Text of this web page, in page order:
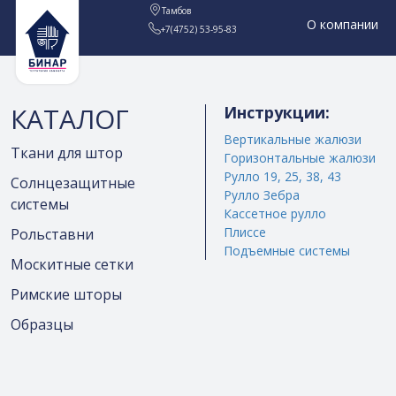
Тамбов
+7(4752) 53-95-83
О компании
КАТАЛОГ
Ткани для штор
Солнцезащитные
системы
Рольставни
Москитные сетки
Римские шторы
Образцы
Инструкции:
Вертикальные жалюзи
Горизонтальные жалюзи
Рулло 19, 25, 38, 43
Рулло Зебра
Кассетное рулло
Плиссе
Подъемные системы